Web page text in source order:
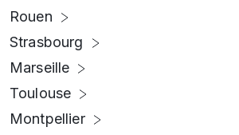
Rouen
Strasbourg
Marseille
Toulouse
Montpellier